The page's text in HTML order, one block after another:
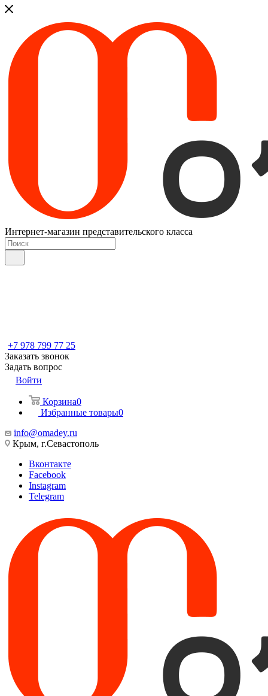
Интернет-магазин представительского класса
+7 978 799 77 25
Заказать звонок
Задать вопрос
Войти
Корзина0
Избранные товары0
info@omadey.ru
Крым, г.Севастополь
Вконтакте
Facebook
Instagram
Telegram